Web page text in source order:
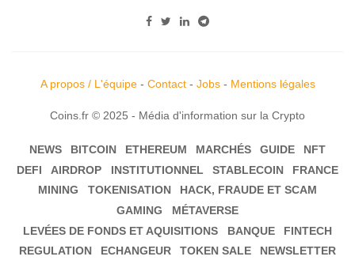
A propos / L'équipe- Contact- Jobs- Mentions légales
Coins.fr © 2025 - Média d'information sur la Crypto
NEWS BITCOIN ETHEREUM MARCHÉS GUIDE
NFT
DEFI
AIRDROP INSTITUTIONNEL STABLECOIN
FRANCE
MINING
TOKENISATION
HACK, FRAUDE ET SCAM
GAMING
MÉTAVERSE
LEVÉES DE FONDS ET AQUISITIONS
BANQUE
FINTECH
REGULATION
ECHANGEUR TOKEN SALE NEWSLETTER